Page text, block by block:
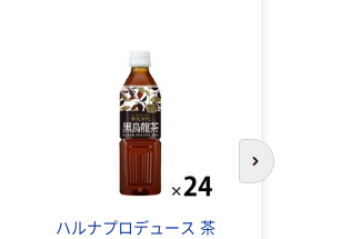
ハルナプロデュース 茶
次のスライド